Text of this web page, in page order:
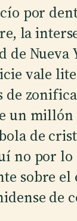
por
la
Nueva
vale
de
millón
de
no por
sobre
de